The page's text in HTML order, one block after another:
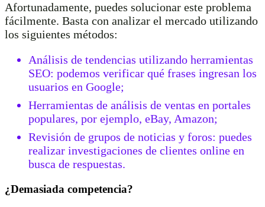
Afortunadamente, puedes solucionar este problema
fácilmente. Basta con analizar el mercado utilizando
los siguientes métodos:
Análisis de tendencias utilizando herramientas
SEO: podemos verificar qué frases ingresan los
usuarios en Google;
Herramientas de análisis de ventas en portales
populares, por ejemplo, eBay, Amazon;
Revisión de grupos de noticias y foros: puedes
realizar investigaciones de clientes online en
busca de respuestas.
¿Demasiada competencia?